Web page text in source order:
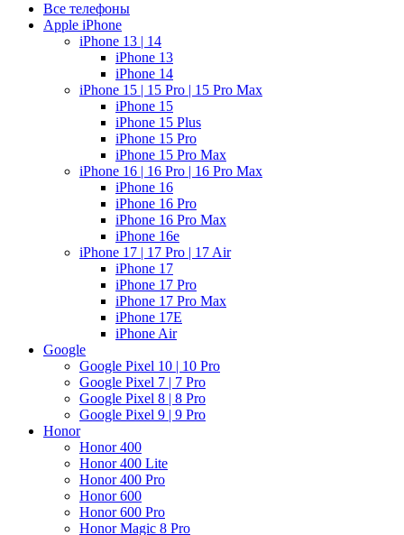
Все телефоны
Apple iPhone
iPhone 13 | 14
iPhone 13
iPhone 14
iPhone 15 | 15 Pro | 15 Pro Max
iPhone 15
iPhone 15 Plus
iPhone 15 Pro
iPhone 15 Pro Max
iPhone 16 | 16 Pro | 16 Pro Max
iPhone 16
iPhone 16 Pro
iPhone 16 Pro Max
iPhone 16e
iPhone 17 | 17 Pro | 17 Air
iPhone 17
iPhone 17 Pro
iPhone 17 Pro Max
iPhone 17E
iPhone Air
Google
Google Pixel 10 | 10 Pro
Google Pixel 7 | 7 Pro
Google Pixel 8 | 8 Pro
Google Pixel 9 | 9 Pro
Honor
Honor 400
Honor 400 Lite
Honor 400 Pro
Honor 600
Honor 600 Pro
Honor Magic 8 Pro